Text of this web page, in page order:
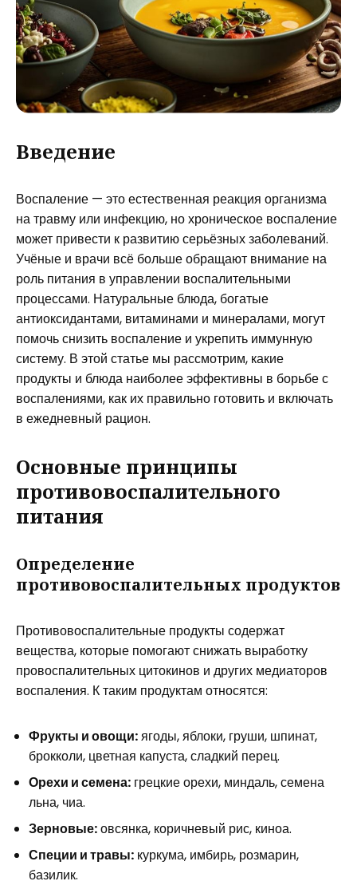
Введение
Воспаление — это естественная реакция организма
на травму или инфекцию, но хроническое воспаление
может привести к развитию серьёзных заболеваний.
Учёные и врачи всё больше обращают внимание на
роль питания в управлении воспалительными
процессами. Натуральные блюда, богатые
антиоксидантами, витаминами и минералами, могут
помочь снизить воспаление и укрепить иммунную
систему. В этой статье мы рассмотрим, какие
продукты и блюда наиболее эффективны в борьбе с
воспалениями, как их правильно готовить и включать
в ежедневный рацион.
Основные принципы
противовоспалительного
питания
Определение
противовоспалительных продуктов
Противовоспалительные продукты содержат
вещества, которые помогают снижать выработку
провоспалительных цитокинов и других медиаторов
воспаления. К таким продуктам относятся:
Фрукты и овощи:ягоды, яблоки, груши, шпинат,
брокколи, цветная капуста, сладкий перец.
Орехи и семена: грецкие орехи, миндаль, семена
льна, чиа.
Зерновые:овсянка, коричневый рис, киноа.
Специи и травы: куркума, имбирь, розмарин,
базилик.